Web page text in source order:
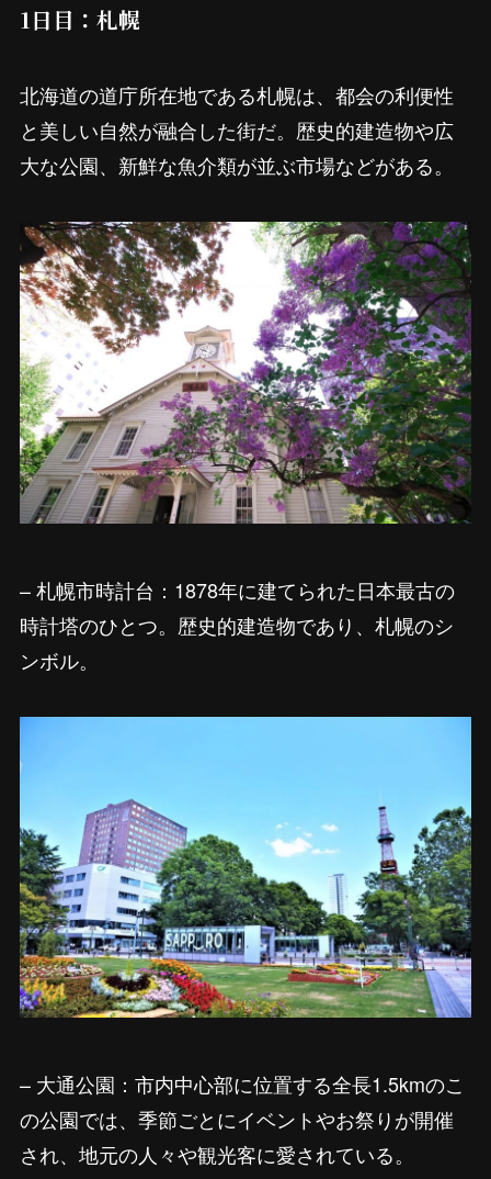
1日目：札幌
北海道の道庁所在地である札幌は、都会の利便性
と美しい自然が融合した街だ。歴史的建造物や広
大な公園、新鮮な魚介類が並ぶ市場などがある。
– 札幌市時計台：1878年に建てられた日本最古の
時計塔のひとつ。歴史的建造物であり、札幌のシ
ンボル。
– 大通公園：市内中心部に位置する全長1.5kmのこ
の公園では、季節ごとにイベントやお祭りが開催
され、地元の人々や観光客に愛されている。